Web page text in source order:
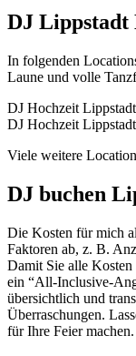
DJ Lippstadt
In folgenden
Laune und volle
DJ Hochzeit
DJ Hochzeit Lippstadt
Viele weitere
DJ buchen
Die Kosten für mich
Faktoren ab, z. B.
Damit Sie alle
ein “All-Inclusive-
übersichtlich und
Überraschungen.
für Ihre Feier